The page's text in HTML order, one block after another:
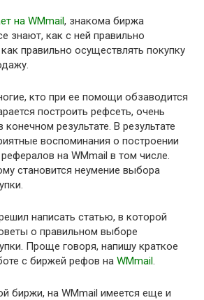
на WMmail, знакома биржа
знают, как с ней правильно
правильно осуществлять покупку
кто при ее помощи обзаводится
построить рефсеть, очень
результате. В результате
воспоминания о построении
на WMmail в том числе.
становится неумение выбора
написать статью, в которой
о правильном выборе
Проще говоря, напишу краткое
с биржей рефов на WMmail.
биржи, на WMmail имеется еще и